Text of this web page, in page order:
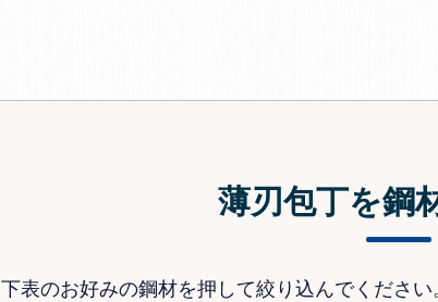
薄刃包丁を鋼
下表のお好みの鋼材を押して絞り込んでくださ